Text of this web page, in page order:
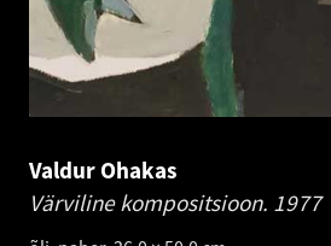
Valdur Ohakas
Värviline kompositsioon. 1977